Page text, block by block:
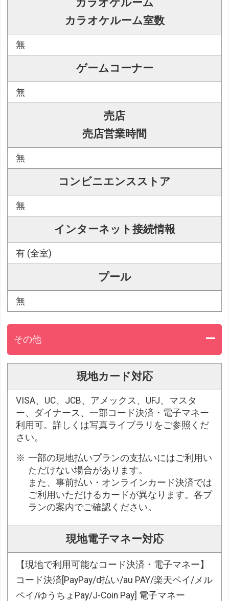
カラオケルーム
カラオケルーム室数
無
ゲームコーナー
無
売店
売店営業時間
無
コンビニエンスストア
無
インターネット接続情報
有 (全室)
プール
無
その他
現地カード対応
VISA、UC、JCB、アメックス、UFJ、マスタ
ー、ダイナース、一部コード決済・電子マネー
利用可。詳しくは写真ライブラリをご参照くだ
さい。
一部の現地払いプランの支払いにはご利用い
ただけない場合があります。
また、事前払い・オンラインカード決済では
ご利用いただけるカードが異なります。各プ
ランの案内でご確認ください。
現地電子マネー対応
【現地で利用可能なコード決済・電子マネー】
コード決済[PayPay/d払い/au PAY/楽天ペイ/メル
ペイ/ゆうちょPay/J-Coin Pay] 電子マネー